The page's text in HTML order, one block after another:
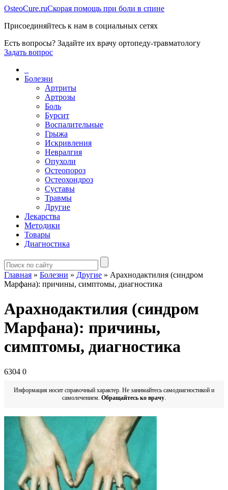
OsteoCure.ruСкорая помощь при боли в спине
Присоединяйтесь к нам в социальных сетях
Есть вопросы? Задайте их врачу ортопеду-травматологу
Задать вопрос
Болезни
Артриты
Артрозы
Боль
Бурсит
Воспалительные
Грыжа
Искривления
Невралгия
Опухоли
Остеопороз
Остеохондроз
Суставы
Травмы
Другие
Лекарства
Методики
Товары
Диагностика
Главная » Болезни » Другие » Арахнодактилия (синдром
Марфана): причины, симптомы, диагностика
Арахнодактилия (синдром
Марфана): причины,
симптомы, диагностика
6304 0
Информация носит справочный характер. Не занимайтесь самодиагностикой и
самолечением. Обращайтесь ко врачу.